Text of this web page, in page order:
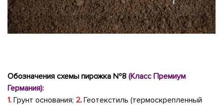
Обозначения схемы пирожка №8 (Класс Премиум
Германия):
1. Грунт основания; 2. Геотекстиль (термоскрепленный